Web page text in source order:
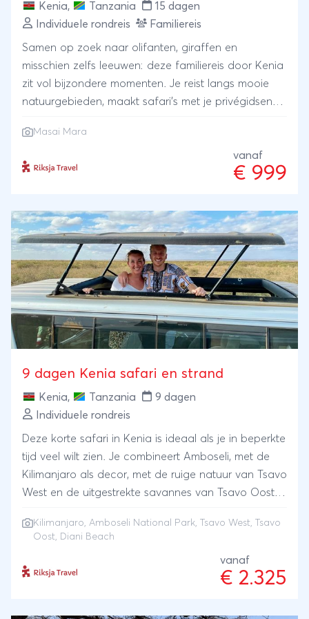
persoonFooien
Kenia, Tanzania
15 dagen
Individuele rondreis
Familiereis
Samen op zoek naar olifanten, giraffen en
misschien zelfs leeuwen: deze familiereis door Kenia
zit vol bijzondere momenten. Je reist langs mooie
natuurgebieden, maakt safari’s met je privégidsen
herdersvolk. Tussendoor is er genoeg tijd om te
ontspannen. Aan het einde van de reis ruil je de
savanne in voor het strand en geniet je van zon, zee
Masai Mara
vanaf
€ 999
9 dagen Kenia safari en strand
Kenia, Tanzania
9 dagen
Individuele rondreis
Deze korte safari in Kenia is ideaal als je in beperkte
tijd veel wilt zien. Je combineert Amboseli, met de
Kilimanjaro als decor, met de ruige natuur van Tsavo
West en de uitgestrekte savannes van Tsavo Oost,
overnacht je in sfeervolle lodges en tented camps,
safari’s reis je door naar de kust. Aan Diani Beach
sluit je ontspannen af in een kleinschalig beach
Kilimanjaro, Amboseli National Park, Tsavo West, Tsavo
Oost, Diani Beach
vanaf
€ 2.325